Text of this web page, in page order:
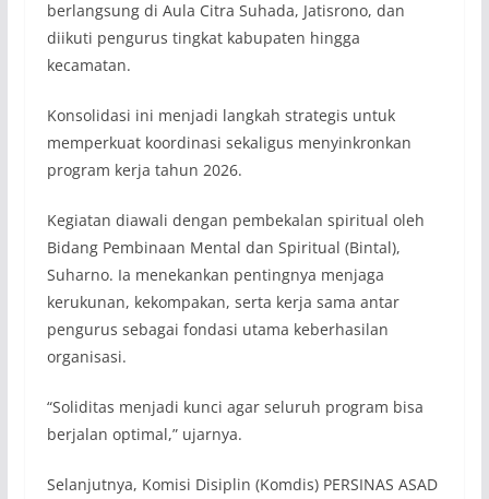
berlangsung di Aula Citra Suhada, Jatisrono, dan
diikuti pengurus tingkat kabupaten hingga
kecamatan.
Konsolidasi ini menjadi langkah strategis untuk
memperkuat koordinasi sekaligus menyinkronkan
program kerja tahun 2026.
Kegiatan diawali dengan pembekalan spiritual oleh
Bidang Pembinaan Mental dan Spiritual (Bintal),
Suharno. Ia menekankan pentingnya menjaga
kerukunan, kekompakan, serta kerja sama antar
pengurus sebagai fondasi utama keberhasilan
organisasi.
“Soliditas menjadi kunci agar seluruh program bisa
berjalan optimal,” ujarnya.
Selanjutnya, Komisi Disiplin (Komdis) PERSINAS ASAD